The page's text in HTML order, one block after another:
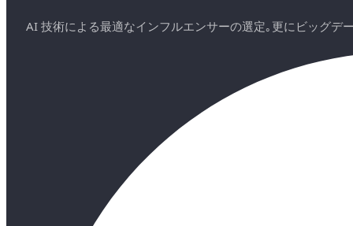
AI 技術による最適なインフルエンサーの選定｡更にビッグデ